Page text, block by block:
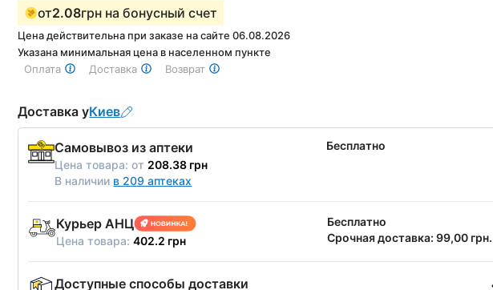
от2.08грн на бонусный счет
Цена действительна при заказе на сайте 06.08.2026
Указана минимальная цена в населенном пункте
Оплата
Доставка Возврат
Доставка уКиев
Самовывоз из аптеки
Цена товара:от 208.38 грн
В наличии в 209 аптеках
Бесплатно
Курьер АНЦ
Цена товара:402.2 грн
Бесплатно
Срочная доставка: 99,00 грн.
Доступные способы доставки